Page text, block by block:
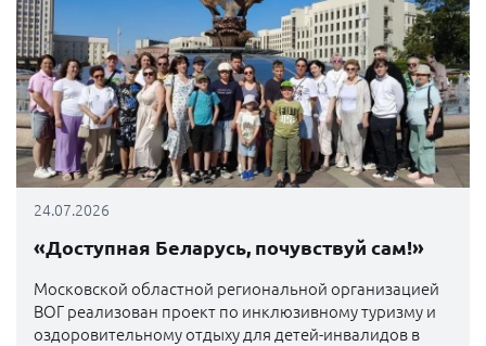
24.07.2026
«Доступная Беларусь, почувствуй сам!»
Московской областной региональной организацией
ВОГ реализован проект по инклюзивному туризму и
оздоровительному отдыху для детей-инвалидов в